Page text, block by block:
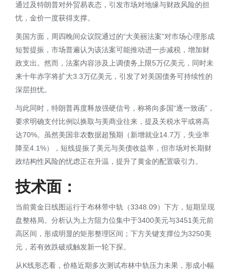
通过及特朗普对外贸易表态，引发市场对地缘与财政风险的担
忧，金价一度获得支撑。
美国方面，周四晚间众议院通过的“大美丽法案”对市场心理形成
短暂提振，市场普遍认为该法案可能推动进一步减税，增加财
政支出。然而，法案内容涉及上调债务上限5万亿美元，同时未
来十年赤字将扩大3.3万亿美元，引发了对美国债务可持续性的
深层担忧。
与此同时，特朗普再度释放强硬信号，称将向多国“逐一致函”，
要求明确支付比例以换取与美商业往来，提及关税水平或将高
达70%。虽然美国非农数据超预期（新增就业14.7万，失业率
降至4.1%），短线提振了美元与美债收益率，但市场对长期财
政结构性风险的忧虑正在升温，提升了黄金的配置吸引力。
技术面：
当前黄金日线图运行于布林带中轨（3348.09）下方，短期呈现
盘整格局。分析认为上方阻力位集中于3400美元与3451美元前
高区间，形成明显的矩形整理区间；下方关键支撑位为3250美
元，若有效跌破或触发新一轮下探。
从K线形态看，价格近期多次测试布林中轨压力未果，形成小幅